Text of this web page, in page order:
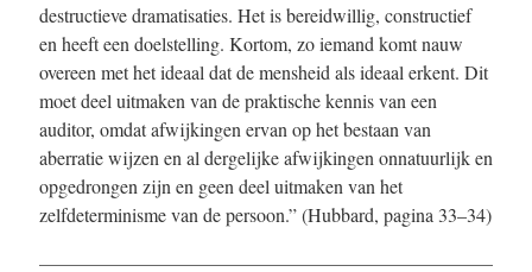
destructieve dramatisaties. Het is bereidwillig, constructief
en heeft een doelstelling. Kortom, zo iemand komt nauw
overeen met het ideaal dat de mensheid als ideaal erkent. Dit
moet deel uitmaken van de praktische kennis van een
auditor, omdat afwijkingen ervan op het bestaan van
aberratie wijzen en al dergelijke afwijkingen onnatuurlijk en
opgedrongen zijn en geen deel uitmaken van het
zelfdeterminisme van de persoon.” (Hubbard, pagina 33–34)